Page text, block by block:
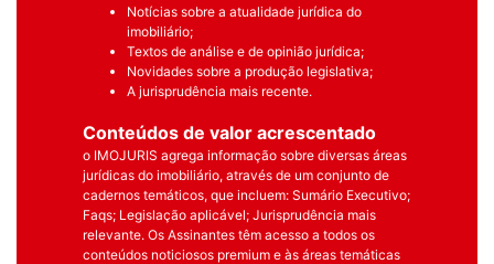
Notícias sobre a atualidade jurídica do
imobiliário;
Textos de análise e de opinião jurídica;
Novidades sobre a produção legislativa;
A jurisprudência mais recente.
Conteúdos de valor acrescentado
o IMOJURIS agrega informação sobre diversas áreas
jurídicas do imobiliário, através de um conjunto de
cadernos temáticos, que incluem: Sumário Executivo;
Faqs; Legislação aplicável; Jurisprudência mais
relevante. Os Assinantes têm acesso a todos os
conteúdos noticiosos premium e às áreas temáticas